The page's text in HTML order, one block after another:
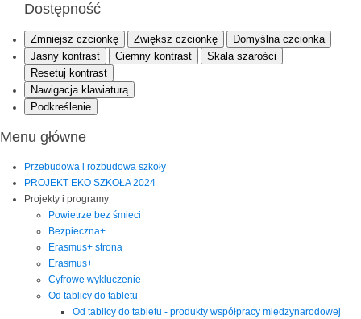
Dostępność
Zmniejsz czcionkę Zwiększ czcionkę
Domyślna czcionka
Jasny kontrast
Ciemny kontrast
Skala szarości
Resetuj kontrast
Nawigacja klawiaturą
Podkreślenie
Menu główne
Przebudowa i rozbudowa szkoły
PROJEKT EKO SZKOŁA 2024
Projekty i programy
Powietrze bez śmieci
Bezpieczna+
Erasmus+ strona
Erasmus+
Cyfrowe wykluczenie
Od tablicy do tabletu
Od tablicy do tabletu - produkty współpracy międzynarodowej